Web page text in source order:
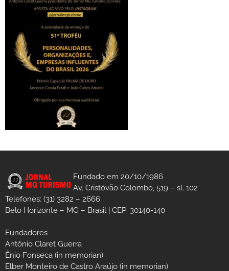
Fundado em 20/10/1986
Av. Cristóvão Colombo, 519 – sl. 102
Telefones: (31) 3282 – 2666
Belo Horizonte – MG – Brasil | CEP: 30140-140
Fundadores
Antônio Claret Guerra
Ênio Fonseca (in memorian)
Elber Monteiro de Castro Araújo (in memorian)